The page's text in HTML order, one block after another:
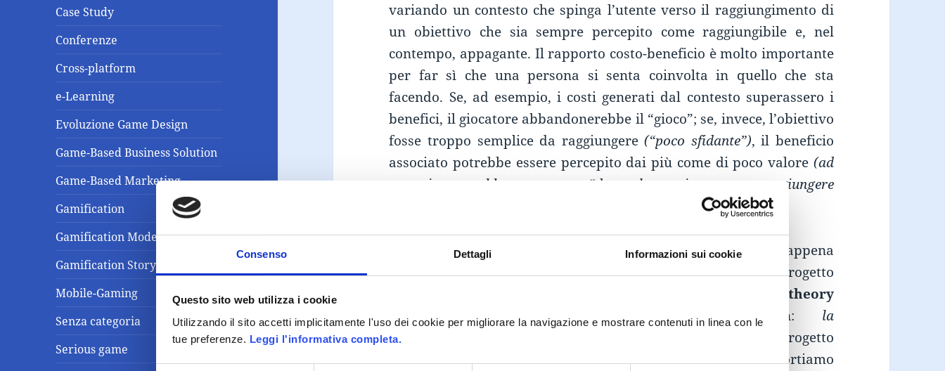
Consenso Dettagli Informazioni sui cookie
Questo sito web utilizza i cookie
Utilizzando il sito accetti implicitamente l'uso dei cookie per migliorare la navigazione e mostrare contenuti in linea con le
tue preferenze. Leggi l'informativa completa.
Case Study
Conferenze
Cross-platform
e-Learning
Evoluzione Game Design
Game-Based Business Solution
Game-Based Marketing
Gamification
Gamification Model
Gamification Storytelling
Mobile-Gaming
Senza categoria
Serious game
variando un contesto che spinga l’utente verso il raggiungimento di
un obiettivo che sia sempre percepito come raggiungibile e, nel
contempo, appagante. Il rapporto costo-beneficio è molto importante
per far sì che una persona si senta coinvolta in quello che sta
facendo. Se, ad esempio, i costi generati dal contesto superassero i
benefici, il giocatore abbandonerebbe il “gioco”; se, invece, l’obiettivo
fosse troppo semplice da raggiungere(“poco sfidante”), il beneficio
associato potrebbe essere percepito dai più come di poco valore (ad
esempio, potrebbero pensare “dato che tutti possono raggiungere
l’obiettivo, non è differenziante, non è motivo di vanto”).
Una semplice applicazione di quanto appena
affermato può essere ravvisata in un progetto
“The theory
of fun”
promossa da Volkswagen: la
. Il progetto
è datato, risale al 2010, ma ve lo riportiamo